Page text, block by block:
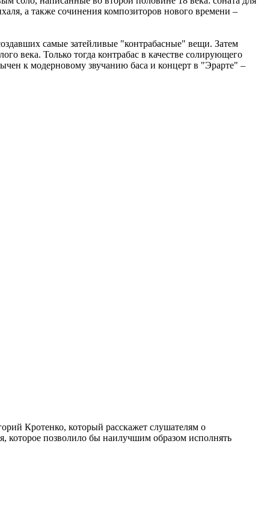
а также сочинения композиторов нового времени –
самые затейливые "контрабасные" вещи. Затем
века. Только тогда контрабас в качестве солирующего
к модерновому звучанию баса и концерт в "Эрарте" –
Кротенко, который расскажет слушателям о
которое позволило бы наилучшим образом исполнять